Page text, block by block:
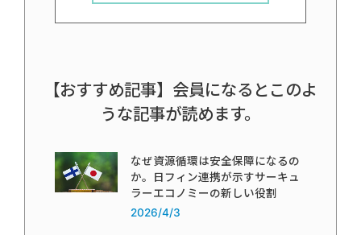
【おすすめ記事】会員になるとこのよ
うな記事が読めます。
なぜ資源循環は安全保障になるの
か。日フィン連携が示すサーキュ
ラーエコノミーの新しい役割
2026/4/3